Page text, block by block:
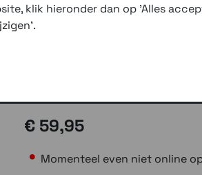
€ 59,95
Momenteel even niet online
klik hieronder dan op 'Alles